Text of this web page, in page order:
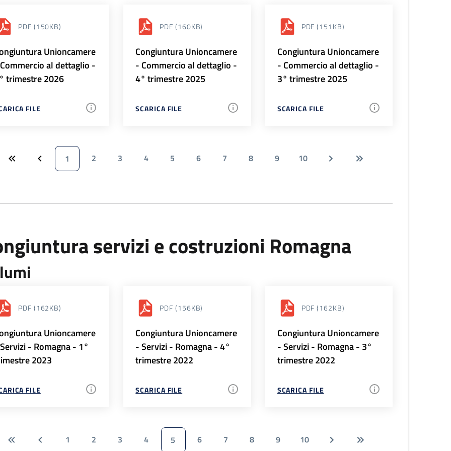
PDF (150KB)
Unioncamere
al dettaglio -
trimestre 2026
FILE
PDF (160KB)
Congiuntura Unioncamere
- Commercio al dettaglio -
4° trimestre 2025
SCARICA FILE
PDF (151KB)
Congiuntura Unioncamere
- Commercio al dettaglio -
3° trimestre 2025
SCARICA FILE
1 2 3 4 5 6 7 8 9 10
servizi e costruzioni Romagna
PDF (162KB)
Unioncamere
- Romagna - 1°
2023
FILE
PDF (156KB)
Congiuntura Unioncamere
- Servizi - Romagna - 4°
trimestre 2022
SCARICA FILE
PDF (162KB)
Congiuntura Unioncamere
- Servizi - Romagna - 3°
trimestre 2022
SCARICA FILE
1 2 3 4 5 6 7 8 9 10